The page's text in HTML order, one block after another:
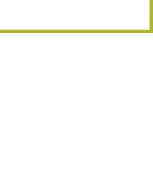
Abuztuaren 30a / 30 de